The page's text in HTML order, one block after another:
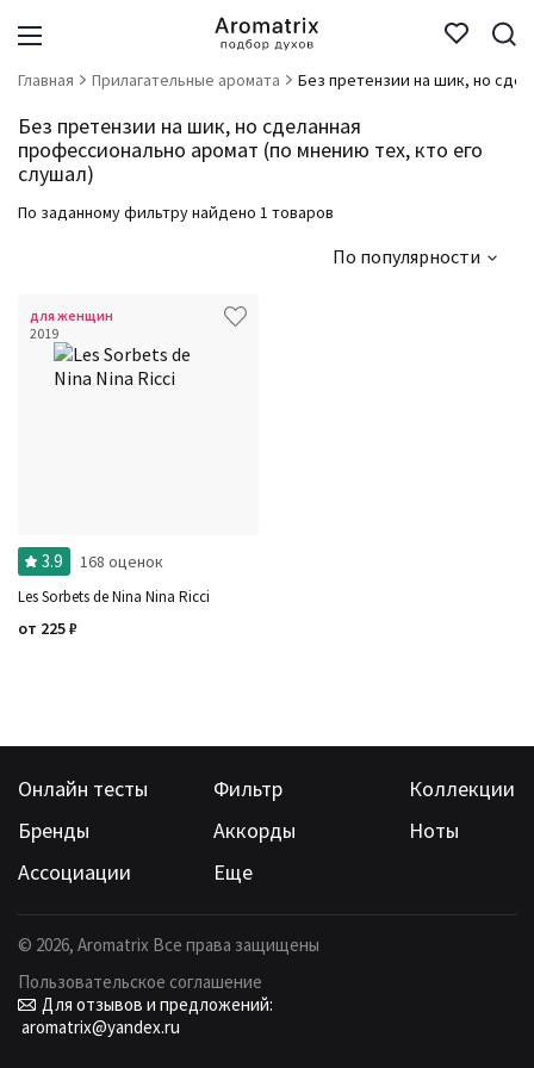
Главная Прилагательные аромата Без претензии на шик, но
Без претензии на шик, но сделанная
профессионально аромат (по мнению тех, кто его
слушал)
По заданному фильтру найдено 1 товаров
По популярности
для женщин
2019
3.9 168 оценок
Les Sorbets de Nina Nina Ricci
от 225₽
Онлайн тесты Фильтр
Коллекции
Бренды
Аккорды
Ноты
Ассоциации
Еще
© 2026, Aromatrix Все права защищены
Пользовательское соглашение
Для отзывов и предложений:
aromatrix@yandex.ru